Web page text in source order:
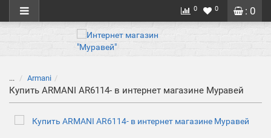
: 0
0 0
... Armani
Купить ARMANI AR6114- в интернет магазине Муравей